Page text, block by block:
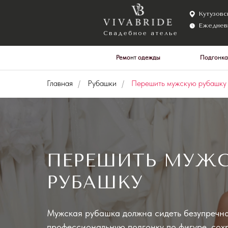
Свадебное ателье
Кутузовский
Ежедневно с
Главная / Рубашки / Перешить мужскую рубашку
ПЕРЕШИТЬ
РУБАШКУ
Мужская рубашка должна сидеть